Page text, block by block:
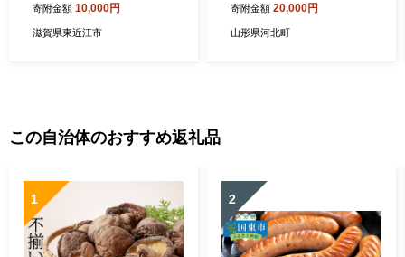
レディース 女性 和風 和モダ
ン 国産 履物 軽い 軽量 快適
寄附金額 10,000円
滋賀県東近江市
寄附金額 20,000円
山形県河北町
この自治体のおすすめ返礼品
1 2